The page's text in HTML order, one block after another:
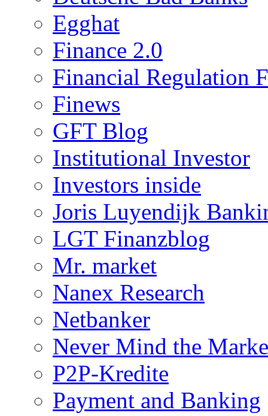
Egghat
Finance 2.0
Financial Regulation
Finews
GFT Blog
Institutional Investor
Investors inside
Joris Luyendijk
LGT Finanzblog
Mr. market
Nanex Research
Netbanker
Never Mind the
P2P-Kredite
Payment and Banking